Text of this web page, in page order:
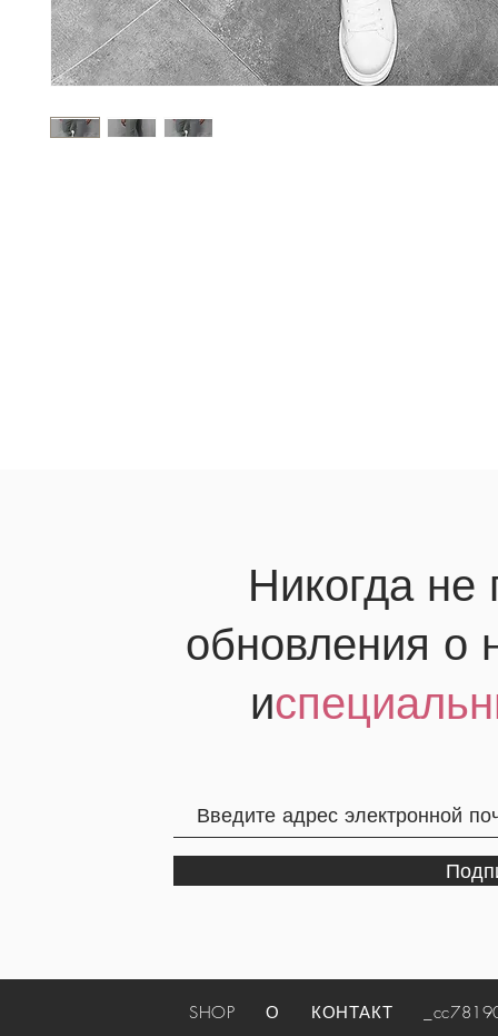
Никогда не
обновления о
и
SHOP О КОНТАКТ